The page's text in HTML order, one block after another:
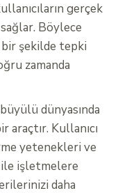
gerçek
Böylece
bir şekilde tepki
zamanda
dünyasında
Kullanıcı
yetenekleri ve
ile işletmelere
daha